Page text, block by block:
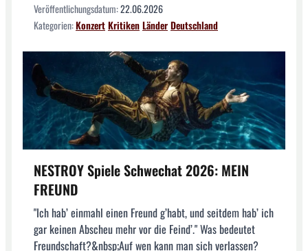
Veröffentlichungsdatum:22.06.2026
Kategorien:KonzertKritikenLänderDeutschland
NESTROY Spiele Schwechat 2026: MEIN
FREUND
"Ich hab’ einmahl einen Freund g’habt, und seitdem hab’ ich
gar keinen Abscheu mehr vor die Feind’." Was bedeutet
Freundschaft?&nbsp;Auf wen kann man sich verlassen?